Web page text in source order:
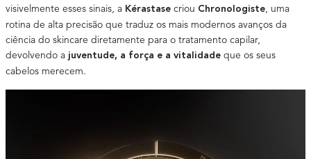
visivelmente esses sinais, a Kérastase criou Chronologiste, uma
rotina de alta precisão que traduz os mais modernos avanços da
ciência do skincare diretamente para o tratamento capilar,
devolvendo a juventude, a força e a vitalidade que os seus
cabelos merecem.